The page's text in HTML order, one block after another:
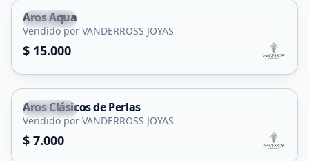
Capital
Aros Aqua
Vendido por VANDERROSS JOYAS
$ 15.000
Capital
Aros Clásicos de Perlas
Vendido por VANDERROSS JOYAS
$ 7.000